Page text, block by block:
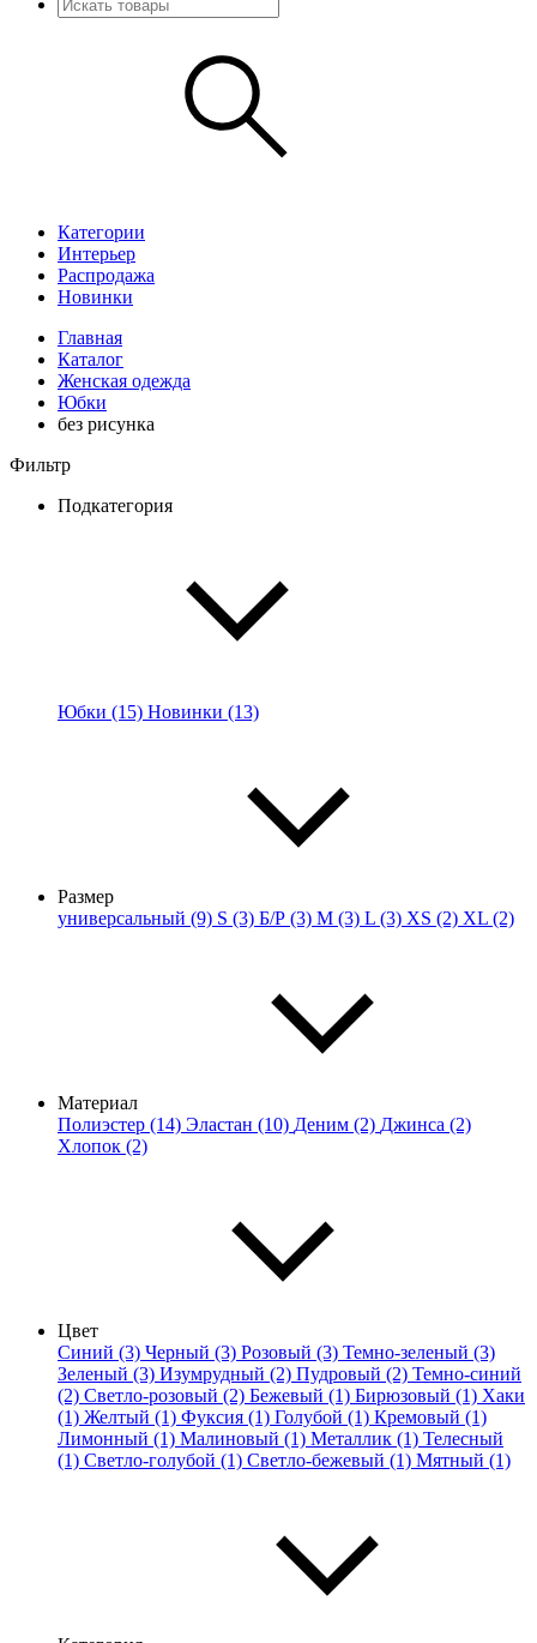
Категории
Интерьер
Распродажа
Новинки
Главная
Каталог
Женская одежда
Юбки
без рисунка
Фильтр
Подкатегория
Юбки (15) Новинки (13)
Размер
универсальный (9) S (3) Б/Р (3) M (3) L (3) XS (2) XL (2)
Материал
Полиэстер (14) Эластан (10) Деним (2) Джинса (2)
Хлопок (2)
Цвет
Синий (3) Черный (3) Розовый (3) Темно-зеленый (3)
Зеленый (3) Изумрудный (2) Пудровый (2) Темно-синий
(2) Светло-розовый (2) Бежевый (1) Бирюзовый (1) Хаки
(1) Желтый (1) Фуксия (1) Голубой (1) Кремовый (1)
Лимонный (1) Малиновый (1) Металлик (1) Телесный
(1) Светло-голубой (1) Светло-бежевый (1) Мятный (1)